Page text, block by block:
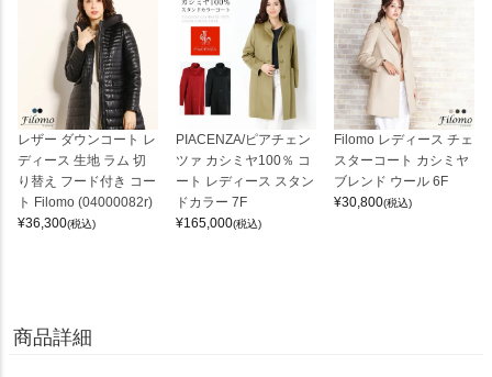
レザー ダウンコート レ
ディース 生地 ラム 切
り替え フード付き コー
ト Filomo (04000082r)
¥36,300(税込)
PIACENZA/ピアチェン
ツァ カシミヤ100％ コ
ート レディース スタン
ドカラー 7F
¥165,000(税込)
Filomo レディース チェ
スターコート カシミヤ
ブレンド ウール 6F
¥30,800(税込)
商品詳細